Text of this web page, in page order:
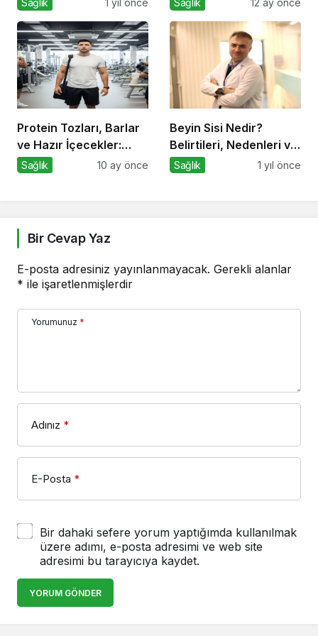
Sağlık 1 yıl önce Sağlık 12 ay önce
Protein Tozları, Barlar
ve Hazır İçecekler:
Sporda Takviye mi,
Sağlık 10 ay önce
Beyin Sisi Nedir?
Belirtileri, Nedenleri ve
Korunma Yolları
Sağlık 1 yıl önce
Bir Cevap Yaz
E-posta adresiniz yayınlanmayacak. Gerekli alanlar
* ile işaretlenmişlerdir
Yorumunuz *
Adınız *
E-Posta *
Bir dahaki sefere yorum yaptığımda kullanılmak
üzere adımı, e-posta adresimi ve web site
adresimi bu tarayıcıya kaydet.
YORUM GÖNDER